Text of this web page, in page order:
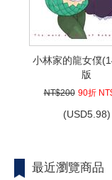
小林家的龍女僕
版
NT$200 90折
(USD5.98)
最近瀏覽商品